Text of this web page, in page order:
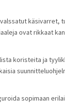
ovat rikkaat
koristeita ja
sopimaan